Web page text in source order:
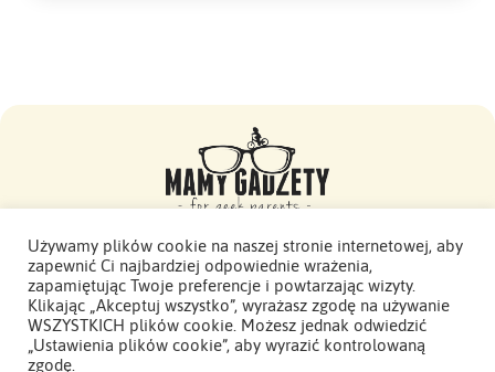
Mamy Gadżety -
2015 - 2026. Wszelkie prawa zastrzeżone.
Polityka Prywatności
Używamy plików cookie na naszej stronie internetowej, aby
zapewnić Ci najbardziej odpowiednie wrażenia,
zapamiętując Twoje preferencje i powtarzając wizyty.
Klikając „Akceptuj wszystko”, wyrażasz zgodę na używanie
WSZYSTKICH plików cookie. Możesz jednak odwiedzić
„Ustawienia plików cookie”, aby wyrazić kontrolowaną
zgodę.